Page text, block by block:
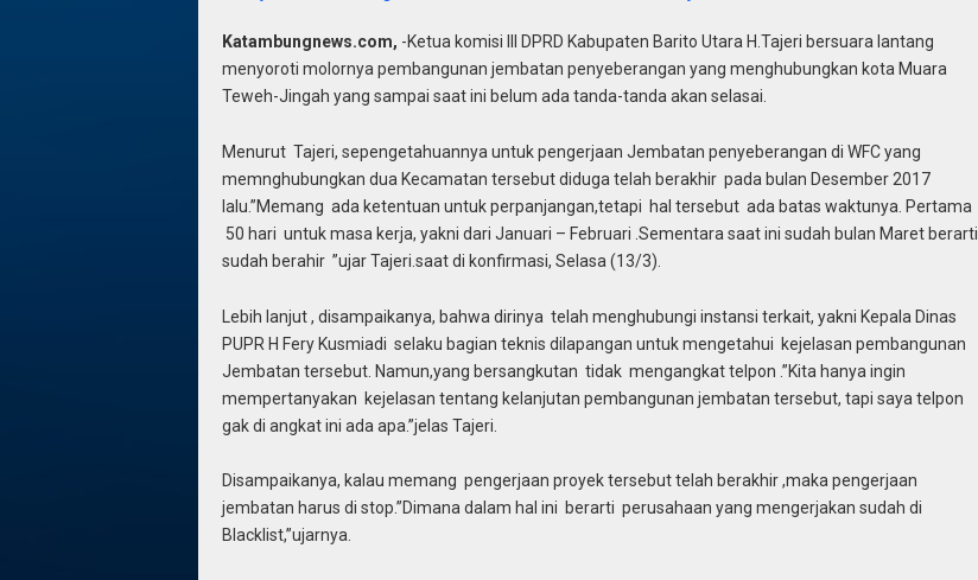
Katambungnews.com, -Ketua komisi lll DPRD Kabupaten Barito Utara H.Tajeri bersuara lantang
menyoroti molornya pembangunan jembatan penyeberangan yang menghubungkan kota Muara
Teweh-Jingah yang sampai saat ini belum ada tanda-tanda akan selasai.
Menurut Tajeri, sepengetahuannya untuk pengerjaan Jembatan penyeberangan di WFC yang
memnghubungkan dua Kecamatan tersebut diduga telah berakhir pada bulan Desember 2017
lalu.”Memang ada ketentuan untuk perpanjangan,tetapi hal tersebut ada batas waktunya. Pertama
50 hari untuk masa kerja, yakni dari Januari – Februari .Sementara saat ini sudah bulan Maret berarti
sudah berahir ”ujar Tajeri.saat di konfirmasi, Selasa (13/3).
Lebih lanjut , disampaikanya, bahwa dirinya telah menghubungi instansi terkait, yakni Kepala Dinas
PUPR H Fery Kusmiadi selaku bagian teknis dilapangan untuk mengetahui kejelasan pembangunan
Jembatan tersebut. Namun,yang bersangkutan tidak mengangkat telpon .”Kita hanya ingin
mempertanyakan kejelasan tentang kelanjutan pembangunan jembatan tersebut, tapi saya telpon
gak di angkat ini ada apa.”jelas Tajeri.
Disampaikanya, kalau memang pengerjaan proyek tersebut telah berakhir ,maka pengerjaan
jembatan harus di stop.”Dimana dalam hal ini berarti perusahaan yang mengerjakan sudah di
Blacklist,”ujarnya.